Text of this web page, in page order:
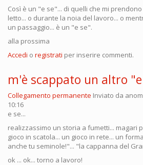
Così è un "e se"... di quelli che mi
letto... o durante la noia del lavoro... o
un passaggio... è un "e se".
alla prossima
Accedi o registrati per inserire commenti.
m'è scappato un altro
Collegamento permanente Inviato da
10:16
e se...
realizzassimo un storia a fumetti... magari
gioco in scatola... un gioco in rete... un
anche tu seminole!"... "la cappanna del
ok ... ok... torno a lavoro!